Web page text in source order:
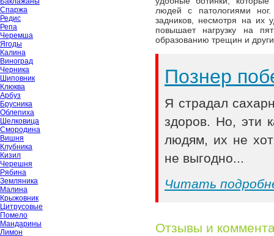
Спаржа
Редис
Репа
Черемша
Ягоды
Калина
Виноград
Черника
Шиповник
Клюква
Арбуз
Брусника
Облепиха
Шелковица
Смородина
Вишня
Клубника
Кизил
Черешня
Рябина
Земляника
Малина
Крыжовник
Цитрусовые
Помело
Мандарины
Лимон
людей с патологиями
задников, несмотря на их
повышает нагрузку на
образованию трещин и
Познер
Я страдал
здоров. Но, эти
людям, их не
не выгодно...
Читать
Отзывы и